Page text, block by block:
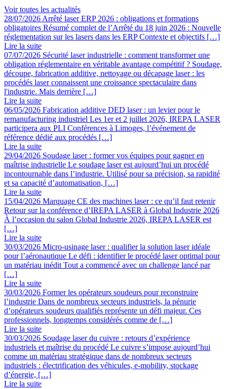
Voir toutes les actualités
28/07/2026 Arrêté laser ERP 2026 : obligations et formations
obligatoires Résumé complet de l’Arrêté du 18 juin 2026 : Nouvelle
réglementation sur les lasers dans les ERP Contexte et objectifs […]
Lire la suite
07/07/2026 Sécurité laser industrielle : comment transformer une
obligation réglementaire en véritable avantage compétitif ? Soudage,
découpe, fabrication additive, nettoyage ou décapage laser : les
procédés laser connaissent une croissance spectaculaire dans
l'industrie. Mais derrière […]
Lire la suite
06/05/2026 Fabrication additive DED laser : un levier pour le
remanufacturing industriel Les 1er et 2 juillet 2026, IREPA LASER
participera aux PLI Conférences à Limoges, l’événement de
référence dédié aux procédés […]
Lire la suite
29/04/2026 Soudage laser : former vos équipes pour gagner en
maîtrise industrielle Le soudage laser est aujourd’hui un procédé
incontournable dans l’industrie. Utilisé pour sa précision, sa rapidité
et sa capacité d’automatisation, […]
Lire la suite
15/04/2026 Marquage CE des machines laser : ce qu’il faut retenir
Retour sur la conférence d’IREPA LASER à Global Industrie 2026
À l’occasion du salon Global Industrie 2026, IREPA LASER est
[…]
Lire la suite
30/03/2026 Micro-usinage laser : qualifier la solution laser idéale
pour l’aéronautique Le défi : identifier le procédé laser optimal pour
un matériau inédit Tout a commencé avec un challenge lancé par
[…]
Lire la suite
30/03/2026 Former les opérateurs soudeurs pour reconstruire
l’industrie Dans de nombreux secteurs industriels, la pénurie
d’opérateurs soudeurs qualifiés représente un défi majeur. Ces
professionnels, longtemps considérés comme de […]
Lire la suite
30/03/2026 Soudage laser du cuivre : retours d’expérience
industriels et maîtrise du procédé Le cuivre s’impose aujourd’hui
comme un matériau stratégique dans de nombreux secteurs
industriels : électrification des véhicules, e-mobility, stockage
d’énergie, […]
Lire la suite